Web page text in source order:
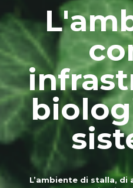
L’ambiente di stalla, di